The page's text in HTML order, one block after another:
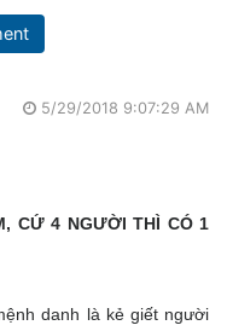
5/29/2018 9:07:29 AM
CỨ 4 NGƯỜI THÌ CÓ 1
danh là kẻ giết người